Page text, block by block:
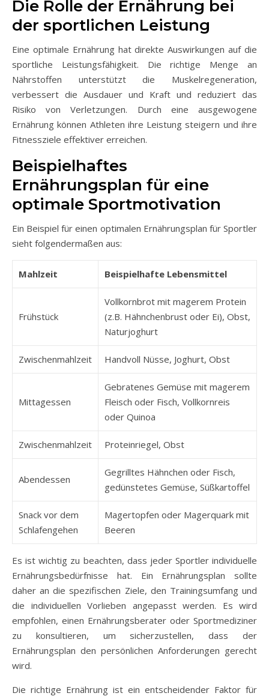
Die Rolle der Ernährung bei
der sportlichen Leistung
Eine optimale Ernährung hat direkte Auswirkungen auf die
sportliche Leistungsfähigkeit. Die richtige Menge an
Nährstoffen unterstützt die Muskelregeneration,
verbessert die Ausdauer und Kraft und reduziert das
Risiko von Verletzungen. Durch eine ausgewogene
Ernährung können Athleten ihre Leistung steigern und ihre
Fitnessziele effektiver erreichen.
Beispielhaftes
Ernährungsplan für eine
optimale Sportmotivation
Ein Beispiel für einen optimalen Ernährungsplan für Sportler
sieht folgendermaßen aus:
Mahlzeit Beispielhafte Lebensmittel
Frühstück
Vollkornbrot mit magerem Protein
(z.B. Hähnchenbrust oder Ei), Obst,
Naturjoghurt
Zwischenmahlzeit Handvoll Nüsse, Joghurt, Obst
Mittagessen
Gebratenes Gemüse mit magerem
Fleisch oder Fisch, Vollkornreis
oder Quinoa
Zwischenmahlzeit Proteinriegel, Obst
Abendessen
Gegrilltes Hähnchen oder Fisch,
gedünstetes Gemüse, Süßkartoffel
Snack vor dem
Schlafengehen
Magertopfen oder Magerquark mit
Beeren
Es ist wichtig zu beachten, dass jeder Sportler individuelle
Ernährungsbedürfnisse hat. Ein Ernährungsplan sollte
daher an die spezifischen Ziele, den Trainingsumfang und
die individuellen Vorlieben angepasst werden. Es wird
empfohlen, einen Ernährungsberater oder Sportmediziner
zu konsultieren, um sicherzustellen, dass der
Ernährungsplan den persönlichen Anforderungen gerecht
wird.
Die richtige Ernährung ist ein entscheidender Faktor für